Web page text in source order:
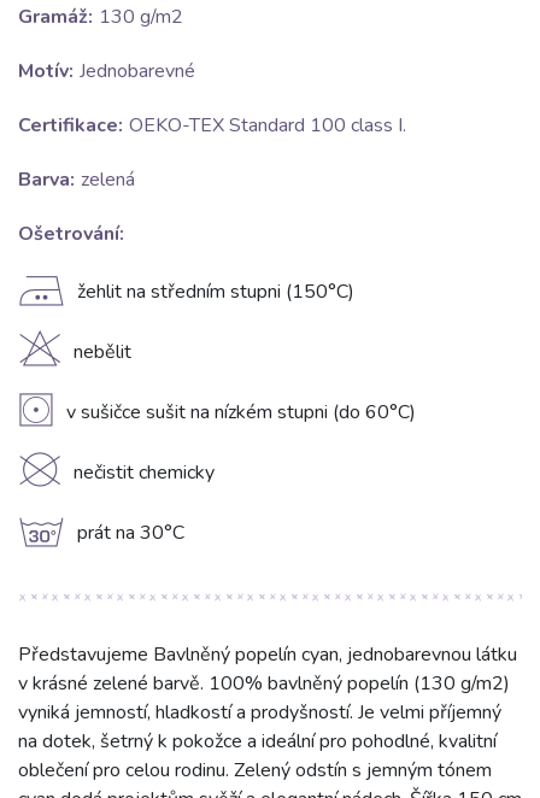
Gramáž: 130 g/m2
Motív: Jednobarevné
Certifikace: OEKO-TEX Standard 100 class I.
Barva: zelená
Ošetrování:
E žehlit na středním stupni (150°C)
H nebělit
V v sušičce sušit na nízkém stupni (do 60°C)
K nečistit chemicky
g prát na 30°C
Představujeme Bavlněný popelín cyan, jednobarevnou látku
v krásné zelené barvě. 100% bavlněný popelín (130 g/m2)
vyniká jemností, hladkostí a prodyšností. Je velmi příjemný
na dotek, šetrný k pokožce a ideální pro pohodlné, kvalitní
oblečení pro celou rodinu. Zelený odstín s jemným tónem